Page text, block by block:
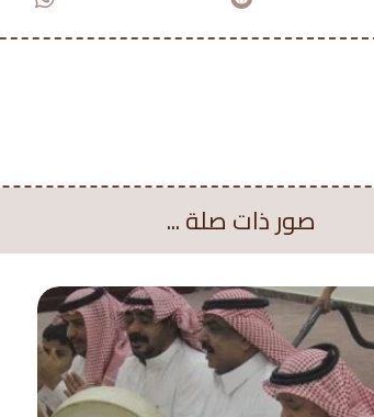
صور ذات صلة ...